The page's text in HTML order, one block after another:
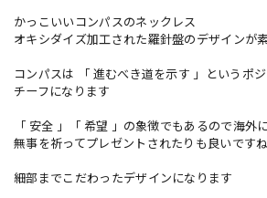
かっこいいコンパスのネックレス
オキシダイズ加工された羅針盤のデザインが
コンパスは 「 進むべき道を示す 」というポ
チーフになります
「 安全 」「 希望 」の象徴でもあるので海外
無事を祈ってプレゼントされたりも良いですね
細部までこだわったデザインになります